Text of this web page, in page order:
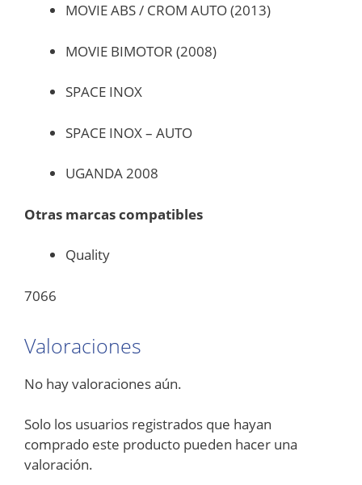
MOVIE ABS / CROM AUTO (2013)
MOVIE BIMOTOR (2008)
SPACE INOX
SPACE INOX – AUTO
UGANDA 2008
Otras marcas compatibles
Quality
7066
Valoraciones
No hay valoraciones aún.
Solo los usuarios registrados que hayan
comprado este producto pueden hacer una
valoración.